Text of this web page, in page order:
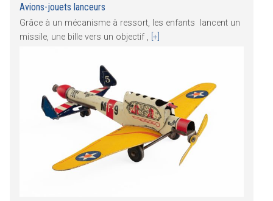
Avions-jouets lanceurs
Grâce à un mécanisme à ressort, les enfants lancent un
missile, une bille vers un objectif , [+]